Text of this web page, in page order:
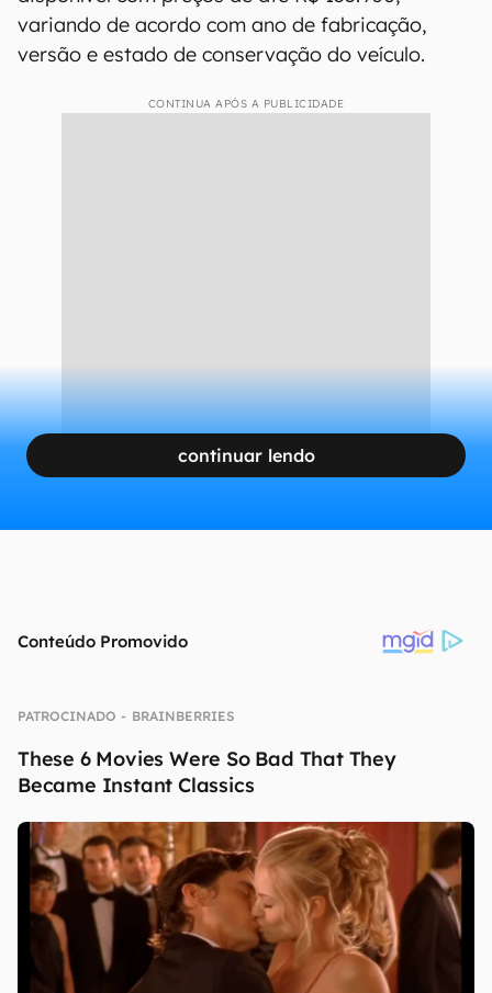
variando de acordo com ano de fabricação,
versão e estado de conservação do veículo.
CONTINUA APÓS A PUBLICIDADE
continuar lendo